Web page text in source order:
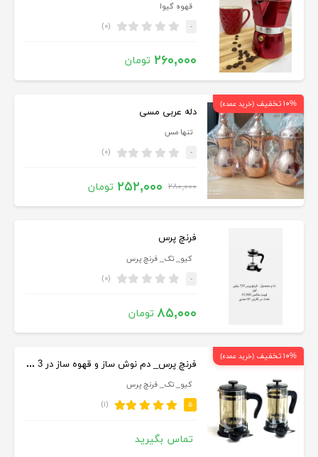
قهوه گیوا
- (۰)
۲۶۰,۰۰۰ تومان
۱۰% تخفیف (خرید عمده)
دله عربی مسی
تنها مس
- (۰)
۲۸۰,۰۰۰ ۲۵۲,۰۰۰ تومان
فرنچ پرس
کیو_ تک_ فرنچ پرس
- (۰)
۸۵,۰۰۰ تومان
۱۰% تخفیف (خرید عمده)
فرنچ پرس_ دم نوش ساز و قهوه ساز در 3 طرح و 4 سایز
کیو_ تک_ فرنچ پرس
۵ (۱)
تماس بگیرید